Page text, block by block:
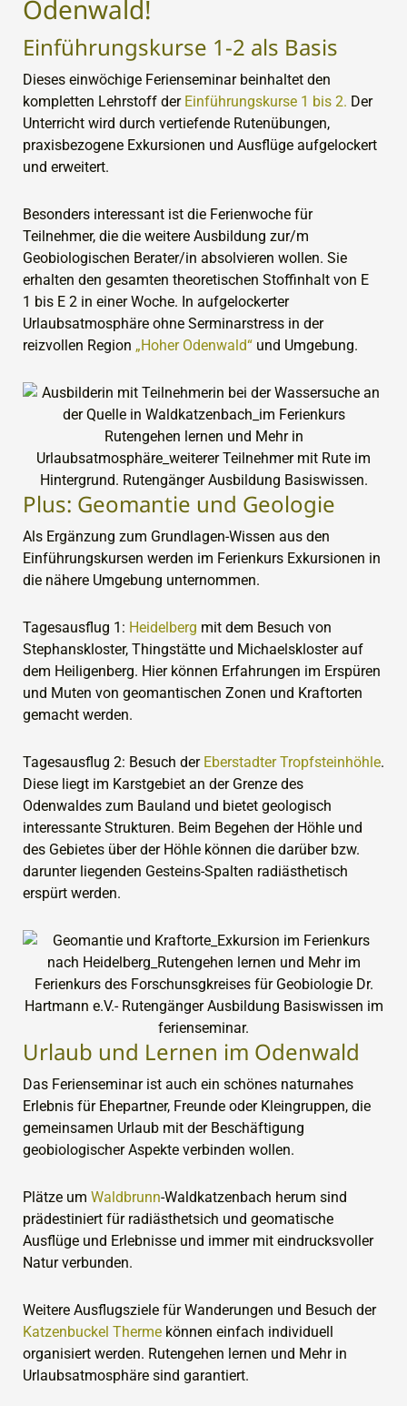
Odenwald!
Einführungskurse 1-2 als Basis
Dieses einwöchige Ferienseminar beinhaltet den
kompletten Lehrstoff der Einführungskurse 1 bis 2. Der
Unterricht wird durch vertiefende Rutenübungen,
praxisbezogene Exkursionen und Ausflüge aufgelockert
und erweitert.
Besonders interessant ist die Ferienwoche für
Teilnehmer, die die weitere Ausbildung zur/m
Geobiologischen Berater/in absolvieren wollen. Sie
erhalten den gesamten theoretischen Stoffinhalt von E
1 bis E 2 in einer Woche. In aufgelockerter
Urlaubsatmosphäre ohne Serminarstress in der
reizvollen Region „Hoher Odenwald“ und Umgebung.
Plus: Geomantie und Geologie
Als Ergänzung zum Grundlagen-Wissen aus den
Einführungskursen werden im Ferienkurs Exkursionen in
die nähere Umgebung unternommen.
Tagesausflug 1: Heidelberg mit dem Besuch von
Stephanskloster, Thingstätte und Michaelskloster auf
dem Heiligenberg. Hier können Erfahrungen im Erspüren
und Muten von geomantischen Zonen und Kraftorten
gemacht werden.
Tagesausflug 2: Besuch der Eberstadter Tropfsteinhöhle.
Diese liegt im Karstgebiet an der Grenze des
Odenwaldes zum Bauland und bietet geologisch
interessante Strukturen. Beim Begehen der Höhle und
des Gebietes über der Höhle können die darüber bzw.
darunter liegenden Gesteins-Spalten radiästhetisch
erspürt werden.
Urlaub und Lernen im Odenwald
Das Ferienseminar ist auch ein schönes naturnahes
Erlebnis für Ehepartner, Freunde oder Kleingruppen, die
gemeinsamen Urlaub mit der Beschäftigung
geobiologischer Aspekte verbinden wollen.
Plätze um Waldbrunn-Waldkatzenbach herum sind
prädestiniert für radiästhetsich und geomatische
Ausflüge und Erlebnisse und immer mit eindrucksvoller
Natur verbunden.
Weitere Ausflugsziele für Wanderungen und Besuch der
Katzenbuckel Therme können einfach individuell
organisiert werden. Rutengehen lernen und Mehr in
Urlaubsatmosphäre sind garantiert.